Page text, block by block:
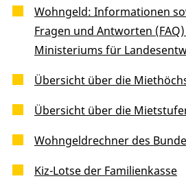
Wohngeld: Informationen
Fragen und Antworten
Ministeriums für
Übersicht über die
Übersicht über die
Wohngeldrechner des
Kiz-Lotse der Familienkasse